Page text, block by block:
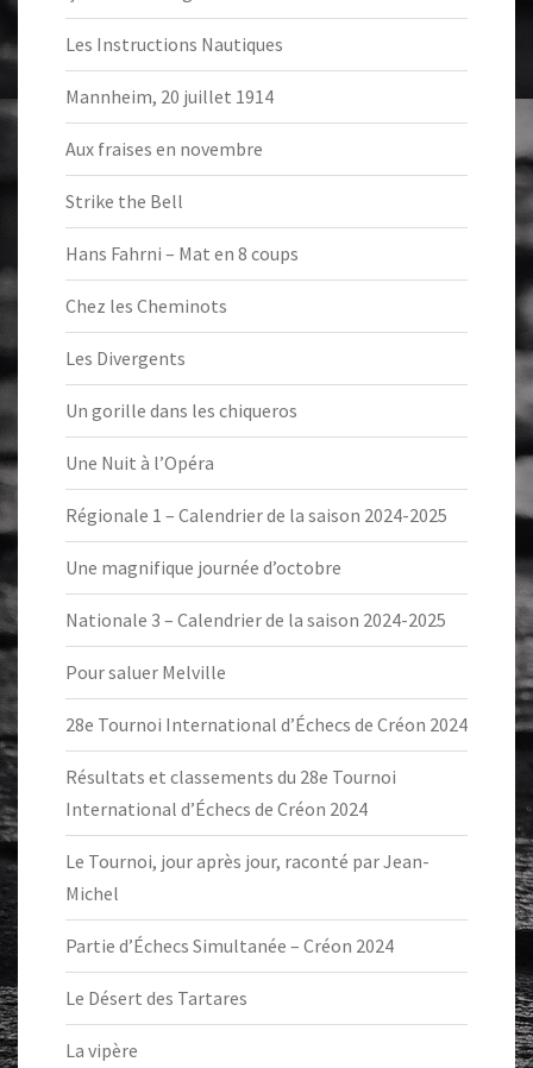
Les Instructions Nautiques
Mannheim, 20 juillet 1914
Aux fraises en novembre
Strike the Bell
Hans Fahrni – Mat en 8 coups
Chez les Cheminots
Les Divergents
Un gorille dans les chiqueros
Une Nuit à l’Opéra
Régionale 1 – Calendrier de la saison 2024-2025
Une magnifique journée d’octobre
Nationale 3 – Calendrier de la saison 2024-2025
Pour saluer Melville
28e Tournoi International d’Échecs de Créon 2024
Résultats et classements du 28e Tournoi
International d’Échecs de Créon 2024
Le Tournoi, jour après jour, raconté par Jean-
Michel
Partie d’Échecs Simultanée – Créon 2024
Le Désert des Tartares
La vipère